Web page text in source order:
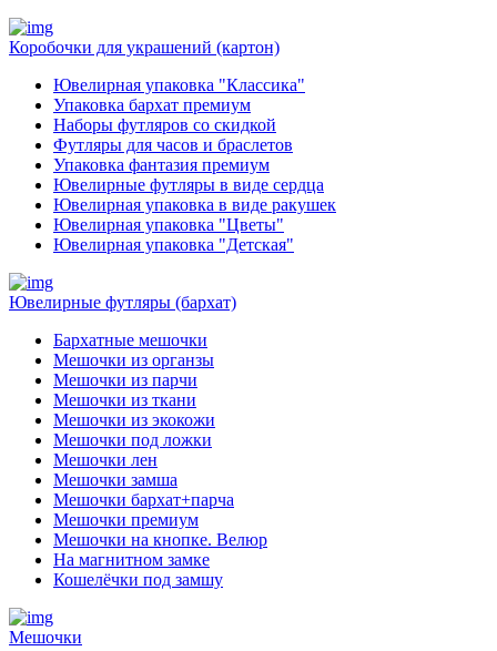
Коробочки для украшений (картон)
Ювелирная упаковка "Классика"
Упаковка бархат премиум
Наборы футляров со скидкой
Футляры для часов и браслетов
Упаковка фантазия премиум
Ювелирные футляры в виде сердца
Ювелирная упаковка в виде ракушек
Ювелирная упаковка "Цветы"
Ювелирная упаковка "Детская"
Ювелирные футляры (бархат)
Бархатные мешочки
Мешочки из органзы
Мешочки из парчи
Мешочки из ткани
Мешочки из экокожи
Мешочки под ложки
Мешочки лен
Мешочки замша
Мешочки бархат+парча
Мешочки премиум
Мешочки на кнопке. Велюр
На магнитном замке
Кошелёчки под замшу
Мешочки